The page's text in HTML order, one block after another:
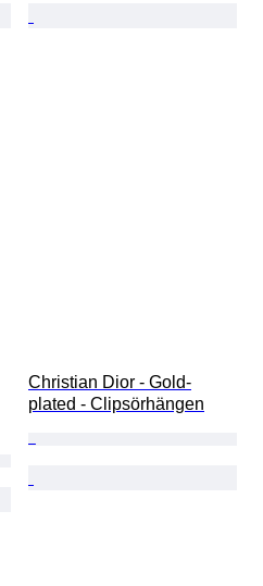
Christian Dior - Gold-
plated - Clipsörhängen